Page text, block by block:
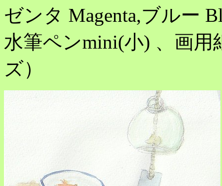
ゼンタ Magenta,ブルー
水筆ペンmini(小) 、画用
ズ）